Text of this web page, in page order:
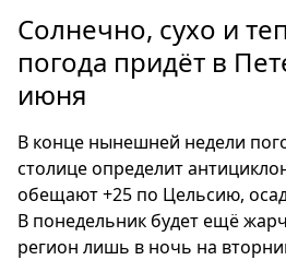
Россия
Мир
Туризм
Мода
Театр
Кино
Солнечно, сухо и
погода придёт в
июня
В конце нынешней недели
столице определит
обещают +25 по Цельсию,
В понедельник будет ещё
регион лишь в ночь на